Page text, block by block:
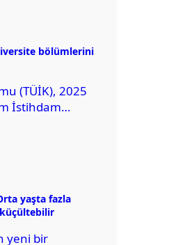
bölümlerini
(TÜİK), 2025
İstihdam
Verilere göre
istihdam
yaşta fazla
yeni bir